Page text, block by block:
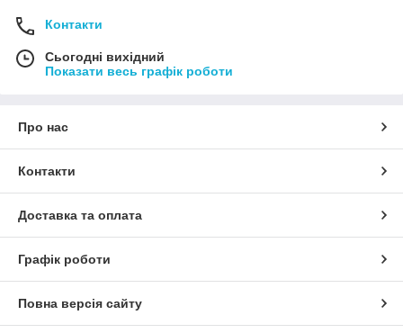
Контакти
Сьогодні вихідний
Показати весь графік роботи
Про нас
Контакти
Доставка та оплата
Графік роботи
Повна версія сайту